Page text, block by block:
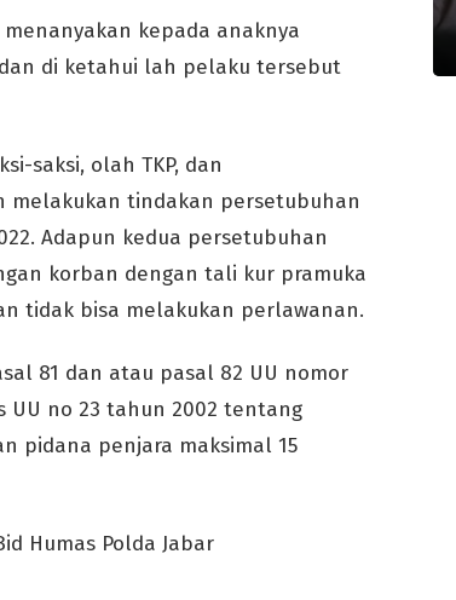
kepada anaknya
di ketahui lah pelaku tersebut
saksi, olah TKP, dan
melakukan tindakan persetubuhan
Adapun kedua persetubuhan
korban dengan tali kur pramuka
tidak bisa melakukan perlawanan.
81 dan atau pasal 82 UU nomor
UU no 23 tahun 2002 tentang
pidana penjara maksimal 15
Humas Polda Jabar